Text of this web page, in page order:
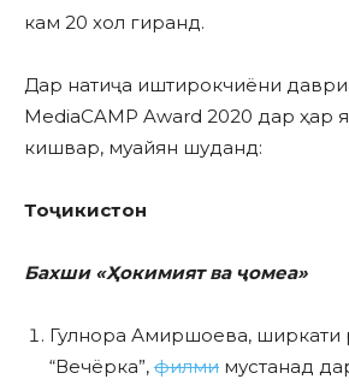
кам 20 хол гиранд.
Дар натиҷа иштирокчиёни
MediaCAMP Award 2020 дар ҳар
кишвар, муайян шуданд:
Тоҷикистон
Бахши «Ҳокимият ва ҷомеа»
Гулнора Амиршоева, ширкати
“Вечёрка”, филми мустанад